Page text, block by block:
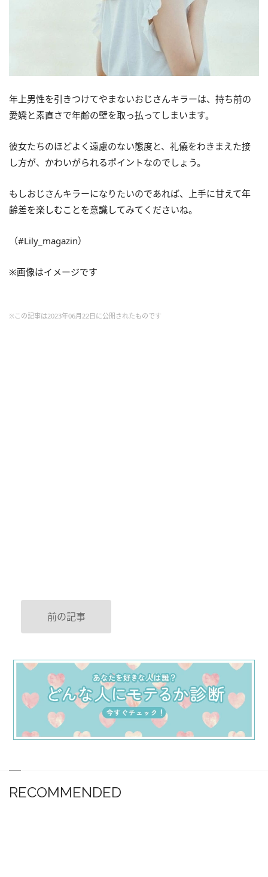
年上男性を引きつけてやまないおじさんキラーは、持ち前の
愛嬌と素直さで年齢の壁を取っ払ってしまいます。
彼女たちのほどよく遠慮のない態度と、礼儀をわきまえた接
し方が、かわいがられるポイントなのでしょう。
もしおじさんキラーになりたいのであれば、上手に甘えて年
齢差を楽しむことを意識してみてくださいね。
（#Lily_magazin）
※画像はイメージです
※この記事は2023年06月22日に公開されたものです
前の記事
RECOMMENDED